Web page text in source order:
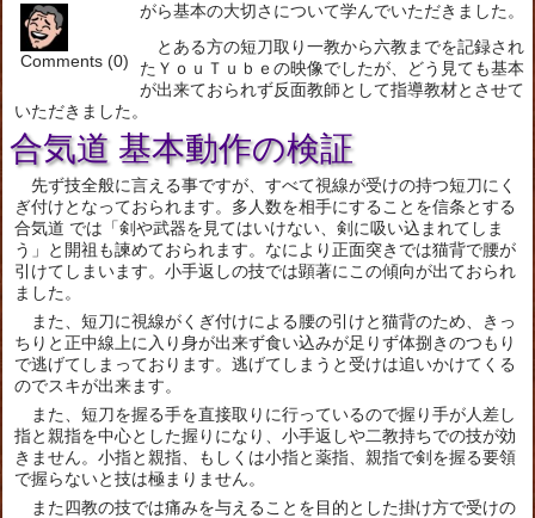
Comments (0)
がら基本の大切さについて学んでいただきました。
とある方の短刀取り一教から六教までを記録され
たＹｏｕＴｕｂｅの映像でしたが、どう見ても基本
が出来ておられず反面教師として指導教材とさせて
いただきました。
合気道 基本動作の検証
先ず技全般に言える事ですが、すべて視線が受けの持つ短刀にく
ぎ付けとなっておられます。多人数を相手にすることを信条とする
合気道 では「剣や武器を見てはいけない、剣に吸い込まれてしま
う」と開祖も諫めておられます。なにより正面突きでは猫背で腰が
引けてしまいます。小手返しの技では顕著にこの傾向が出ておられ
ました。
また、短刀に視線がくぎ付けによる腰の引けと猫背のため、きっ
ちりと正中線上に入り身が出来ず食い込みが足りず体捌きのつもり
で逃げてしまっております。逃げてしまうと受けは追いかけてくる
のでスキが出来ます。
また、短刀を握る手を直接取りに行っているので握り手が人差し
指と親指を中心とした握りになり、小手返しや二教持ちでの技が効
きません。小指と親指、もしくは小指と薬指、親指で剣を握る要領
で握らないと技は極まりません。
また四教の技では痛みを与えることを目的とした掛け方で受けの